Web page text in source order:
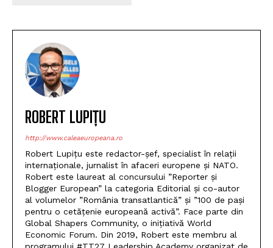
ROBERT LUPIȚU
http://www.caleaeuropeana.ro
Robert Lupițu este redactor-șef, specialist în relații
internaționale, jurnalist în afaceri europene și NATO.
Robert este laureat al concursului ”Reporter și
Blogger European” la categoria Editorial și co-autor
al volumelor ”România transatlantică” și ”100 de pași
pentru o cetățenie europeană activă”. Face parte din
Global Shapers Community, o inițiativă World